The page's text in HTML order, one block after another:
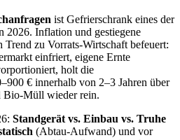
ist Gefrierschrank eines der
2026. Inflation und gestiegene
Trend zu Vorrats-Wirtschaft befeuert:
einfriert, eigene Ernte
holt die
€ innerhalb von 2–3 Jahren über
Bio-Müll wieder rein.
Standgerät vs. Einbau vs. Truhe
(Abtau-Aufwand) und vor